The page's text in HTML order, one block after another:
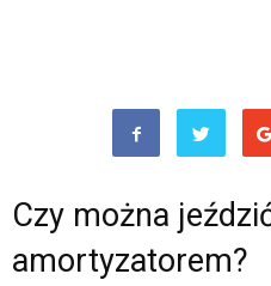
Czy można
amortyzatorem?